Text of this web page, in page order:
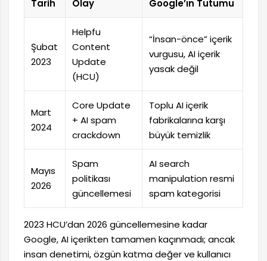
Tarih Olay Google’ın Tutumu
Şubat
2023
Helpfu
Content
Update
(HCU)
“İnsan-önce” içerik
vurgusu, AI içerik
yasak değil
Mart
2024
Core Update
+ AI spam
crackdown
Toplu AI içerik
fabrikalarına karşı
büyük temizlik
Mayıs
2026
Spam
politikası
güncellemesi
AI search
manipulation resmi
spam kategorisi
2023 HCU’dan 2026 güncellemesine kadar
Google, AI içerikten tamamen kaçınmadı; ancak
insan denetimi, özgün katma değer ve kullanıcı